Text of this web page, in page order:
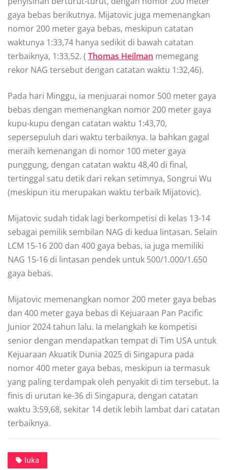
gaya bebas berikutnya. Mijatovic juga memenangkan
nomor 200 meter gaya bebas, meskipun catatan
waktunya 1:33,74 hanya sedikit di bawah catatan
terbaiknya, 1:33,52. ( Thomas Heilman memegang
rekor NAG tersebut dengan catatan waktu 1:32,46).
Pada hari Minggu, ia menjuarai nomor 500 meter gaya
bebas dengan memenangkan nomor 200 meter gaya
kupu-kupu dengan catatan waktu 1:43,70,
sepersepuluh dari waktu terbaiknya. Ia bahkan gagal
meraih kemenangan di nomor 100 meter gaya
punggung, dengan catatan waktu 48,40 di final,
tertinggal satu detik dari rekan setimnya, Songrui Wu
(meskipun itu merupakan waktu terbaik Mijatovic).
Mijatovic sudah tidak lagi berkompetisi di kelas 13-14
sebagai pemilik sembilan NAG di kedua lintasan. Selain
LCM 15-16 200 dan 400 gaya bebas, ia juga memiliki
NAG 15-16 di lintasan pendek untuk 500/1.000/1.650
gaya bebas.
Mijatovic memenangkan nomor 200 meter gaya bebas
dan 400 meter gaya bebas di Kejuaraan Pan Pacific
Junior 2024 tahun lalu. Ia melangkah ke kompetisi
senior dengan mendapatkan tempat di Tim USA untuk
Kejuaraan Akuatik Dunia 2025 di Singapura pada
nomor 400 meter gaya bebas, meskipun ia termasuk
yang paling terdampak oleh penyakit di tim tersebut. Ia
finis di urutan ke-36 di Singapura, dengan catatan
waktu 3:59,68, sekitar 14 detik lebih lambat dari catatan
terbaiknya.
luka